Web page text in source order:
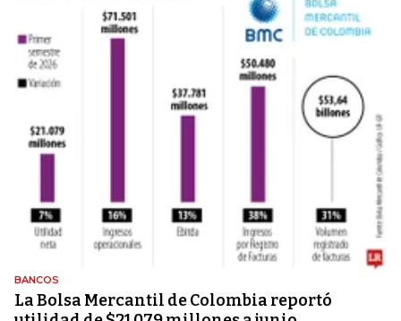
BANCOS
La Bolsa Mercantil de Colombia reportó